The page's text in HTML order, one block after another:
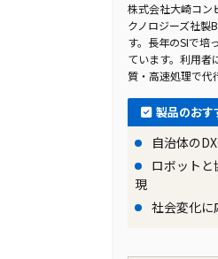
株式会社大崎コン
クノロジーズ社製
す。長年のSIで培
ています。利用者
質・高速処理で代
製品のおす
自治体の
ロボット
現
社会変化に